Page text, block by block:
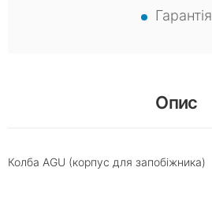
Гарантія
Опис
Колба AGU (корпус для запобіжника)